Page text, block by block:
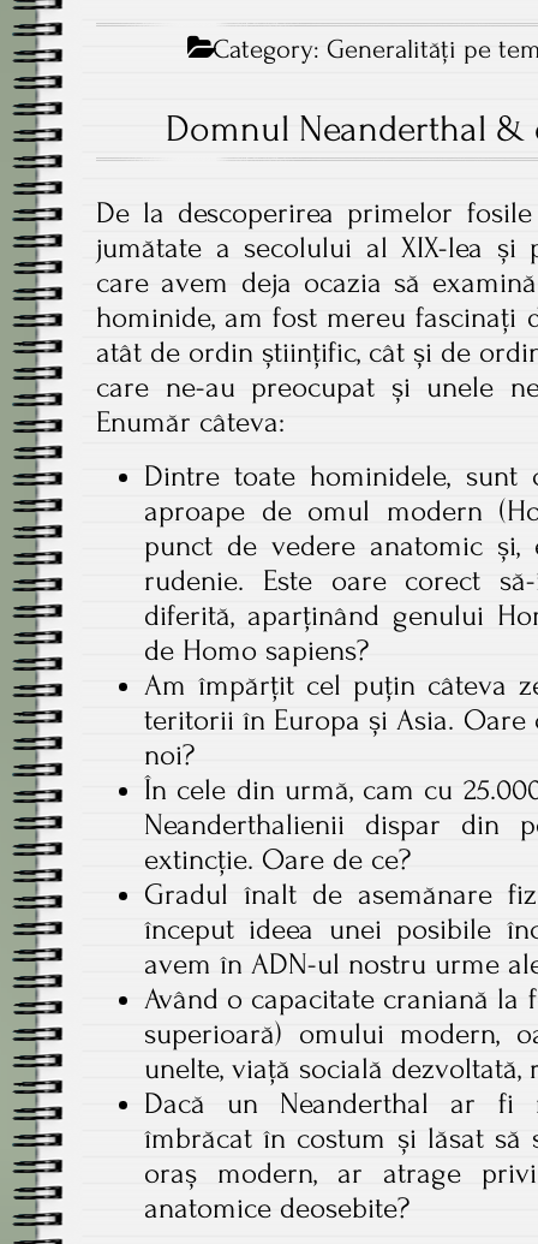
Category:Generalităţi pe
Domnul Neanderthal &
De la descoperirea primelor
jumătate a secolului al XIX-lea
care avem deja ocazia să
hominide, am fost mereu fascinați
atât de ordin științific, cât și de
care ne-au preocupat și unele
Enumăr câteva:
Dintre toate hominidele,
aproape de omul modern
punct de vedere anatomic
rudenie. Este oare corect
diferită, aparținând genului
de Homo sapiens?
Am împărțit cel puțin câteva
teritorii în Europa și Asia.
noi?
În cele din urmă, cam cu
Neanderthalienii dispar din
extincție. Oare de ce?
Gradul înalt de asemănare
început ideea unei posibile
avem în ADN-ul nostru urme
Având o capacitate craniană la
superioară) omului modern,
unelte, viață socială dezvoltată,
Dacă un Neanderthal ar fi
îmbrăcat în costum și lăsat să
oraș modern, ar atrage
anatomice deosebite?